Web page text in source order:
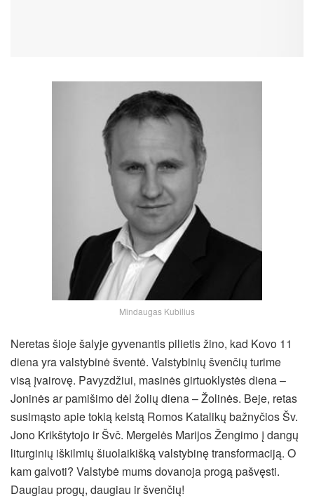
Mindaugas Kubilius
Neretas šioje šalyje gyvenantis pilietis žino, kad Kovo 11
diena yra valstybinė šventė. Valstybinių švenčių turime
visą įvairovę. Pavyzdžiui, masinės girtuoklystės diena –
Joninės ar pamišimo dėl žolių diena – Žolinės. Beje, retas
susimąsto apie tokią keistą Romos Katalikų bažnyčios Šv.
Jono Krikštytojo ir Švč. Mergelės Marijos Žengimo į dangų
liturginių iškilmių šiuolaikišką valstybinę transformaciją. O
kam galvoti? Valstybė mums dovanoja progą pašvęsti.
Daugiau progų, daugiau ir švenčių!